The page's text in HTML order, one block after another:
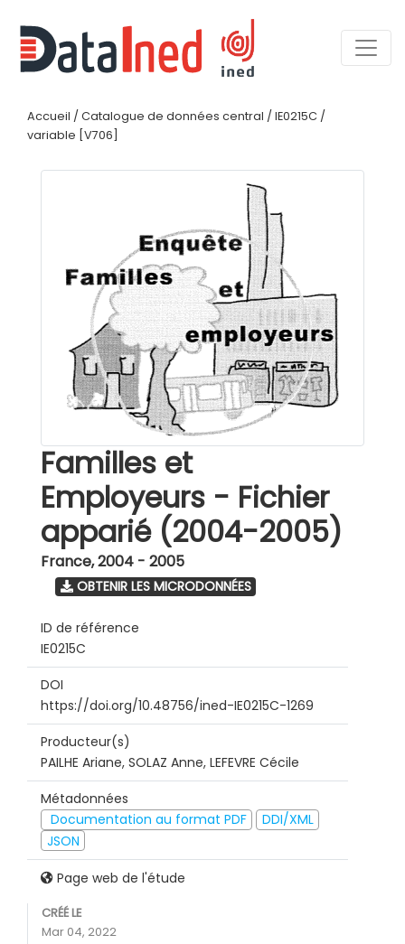
Accueil / Catalogue de données central / IE0215C /
variable [V706]
Familles et
Employeurs - Fichier
apparié (2004-2005)
France,2004 - 2005
OBTENIR LES MICRODONNÉES
ID de référence
IE0215C
DOI
https://doi.org/10.48756/ined-IE0215C-1269
Producteur(s)
PAILHE Ariane, SOLAZ Anne, LEFEVRE Cécile
Métadonnées
Documentation au format PDF
DDI/XML
JSON
Page web de l'étude
CRÉÉ LE
Mar 04, 2022